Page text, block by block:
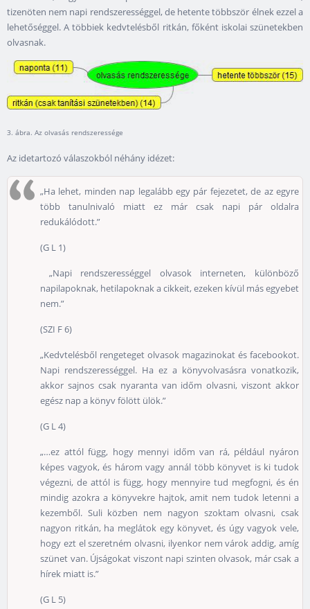
tizenöten nem napi rendszerességgel, de hetente többször élnek ezzel a
lehetőséggel. A többiek kedvtelésből ritkán, főként iskolai szünetekben
olvasnak.
3. ábra. Az olvasás rendszeressége
Az idetartozó válaszokból néhány idézet:
„Ha lehet, minden nap legalább egy pár fejezetet, de az egyre
több tanulnivaló miatt ez már csak napi pár oldalra
redukálódott.”
(G L 1)
„Napi rendszerességgel olvasok interneten, különböző
napilapoknak, hetilapoknak a cikkeit, ezeken kívül más egyebet
nem.”
(SZI F 6)
„Kedvtelésből rengeteget olvasok magazinokat és facebookot.
Napi rendszerességgel. Ha ez a könyvolvasásra vonatkozik,
akkor sajnos csak nyaranta van időm olvasni, viszont akkor
egész nap a könyv fölött ülök.”
(G L 4)
„…ez attól függ, hogy mennyi időm van rá, például nyáron
képes vagyok, és három vagy annál több könyvet is ki tudok
végezni, de attól is függ, hogy mennyire tud megfogni, és én
mindig azokra a könyvekre hajtok, amit nem tudok letenni a
kezemből. Suli közben nem nagyon szoktam olvasni, csak
nagyon ritkán, ha meglátok egy könyvet, és úgy vagyok vele,
hogy ezt el szeretném olvasni, ilyenkor nem várok addig, amíg
szünet van. Újságokat viszont napi szinten olvasok, már csak a
hírek miatt is.”
(G L 5)